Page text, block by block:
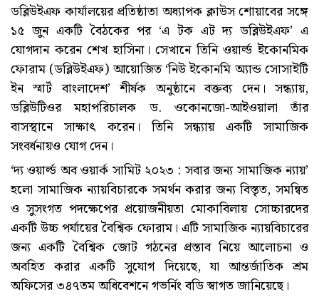
ডব্লিউইএফ কার্যালয়ের প্রতিষ্ঠাতা অধ্যাপক ক্লাউস শোয়াবের সঙ্গে
১৫ জুন একটি বৈঠকের পর ‘এ টক এট দ্য ডব্লিউইএফ’ এ
যোগদান করেন শেখ হাসিনা। সেখানে তিনি ওয়ার্ল্ড ইকোনমিক
ফোরাম (ডব্লিউইএফ) আয়োজিত ‘নিউ ইকোনমি অ্যান্ড সোসাইটি
ইন স্মার্ট বাংলাদেশ’ শীর্ষক অনুষ্ঠানে বক্তব্য দেন। সন্ধ্যায়,
ডব্লিউটিওর মহাপরিচালক ড. ওকোনজো-আইওয়ালা তাঁর
বাসস্থানে সাক্ষাৎ করেন। তিনি সন্ধ্যায় একটি সামাজিক
সংবর্ধনায়ও যোগ দেন।
‘দ্য ওয়ার্ল্ড অব ওয়ার্ক সামিট ২০২৩ : সবার জন্য সামাজিক ন্যায়’
হলো সামাজিক ন্যায়বিচারকে সমর্থন করার জন্য বিস্তৃত, সমন্বিত
ও সুসংগত পদক্ষেপের প্রয়োজনীয়তা মোকাবিলায় সোচ্চারদের
একটি উচ্চ পর্যায়ের বৈশ্বিক ফোরাম। এটি সামাজিক ন্যায়বিচারের
জন্য একটি বৈশ্বিক জোট গঠনের প্রস্তাব নিয়ে আলোচনা ও
অবহিত করার একটি সুযোগ দিয়েছে, যা আন্তর্জাতিক শ্রম
অফিসের ৩৪৭তম অধিবেশনে গভর্নিং বডি স্বাগত জানিয়েছে।